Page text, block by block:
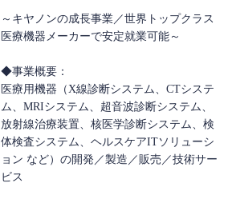
～キヤノンの成長事業／世界トップクラス
医療機器メーカーで安定就業可能～
◆事業概要：
医療用機器（X線診断システム、CTシステ
ム、MRIシステム、超音波診断システム、
放射線治療装置、核医学診断システム、検
体検査システム、ヘルスケアITソリューシ
ョン など）の開発／製造／販売／技術サー
ビス